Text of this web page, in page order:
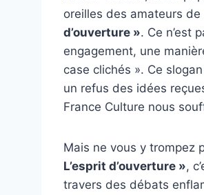
oreilles des amateurs de
d’ouverture ». Ce n’est
engagement, une
case clichés ». Ce
un refus des idées
France Culture nous
Mais ne vous y trompez
L’esprit d’ouverture »,
travers des débats